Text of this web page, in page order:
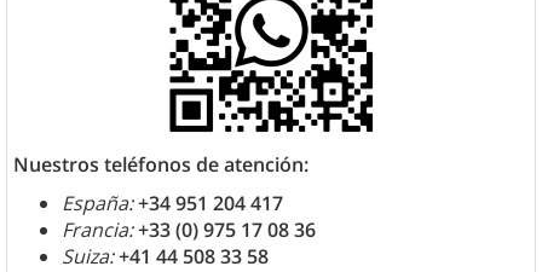
Nuestros teléfonos de atención:
España:+34 951 204 417
Francia:+33 (0) 975 17 08 36
Suiza:+41 44 508 33 58